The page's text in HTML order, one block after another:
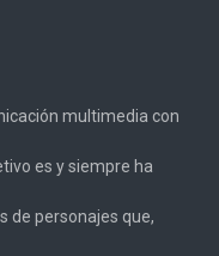
multimedia con
es y siempre ha
de personajes que,